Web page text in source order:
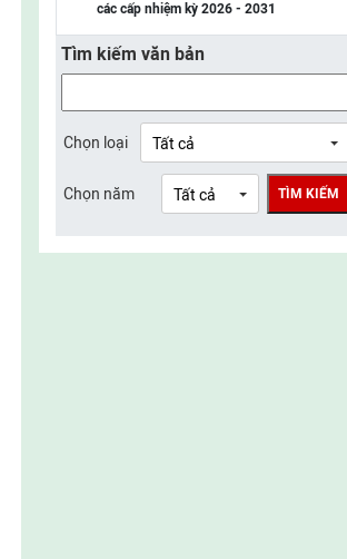
UBMTTQ Việt Nam tỉnh Thanh Hóa
UBMTTQ Việt Nam tỉnh Nghệ An
UBMTTQ Việt Nam tỉnh Lào Cai
UBMTTQ Việt Nam tỉnh Thái Nguyên
các cấp nhiệm kỳ 2026 - 2031
Tìm kiếm văn bản
Chọn loại
Chọn năm TÌM KIẾM